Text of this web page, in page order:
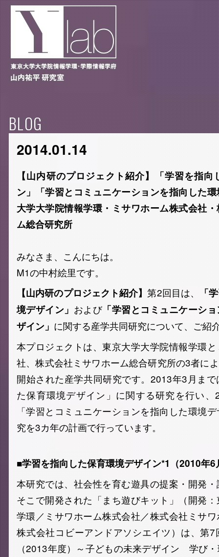
BLOG
2014.01.14
【山内研のプロジェクト紹介】「学習を指
ン」「学習とコミュニケーションを指向した
大学大学院情報学環・ミサワホーム株式会社
ム総合研究所
みなさま、こんにちは。
M1の中村絵里です。
【山内研のプロジェクト紹介】第2回目は、
「
境デザイン」 および「学習とコミュニケーシ
ザイン」 に関する産学共同研究について、ご紹
本プロジェクトは、東京大学大学院情報学環
社、株式会社ミサワホーム総合研究所の3者に
開始された産学共同研究です。2013年3月ま
た保育環境デザイン」に関する研究を行い
「学習とコミュニケーションを指向した環境
究を3カ年の計画で行っています。
■学習を指向した保育環境デザイン*1 （2010年
本研究では、社会性を育む遊具の提案・開発
そこで開発された「まち遊びキット」（開発
学環／ミサワホーム株式会社／株式会社ミサ
株式会社コビーアンドアソシエイツ）は、第
（2013年度）～子どもの未来デザイン 学び